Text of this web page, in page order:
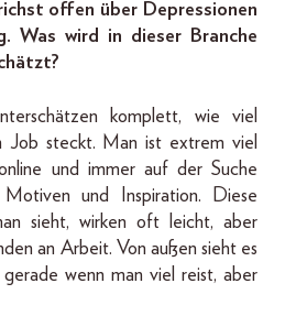
offen über Depressionen
Was wird in dieser Branche
komplett, wie viel
Job steckt. Man ist extrem viel
und immer auf der Suche
und Inspiration. Diese
sieht, wirken oft leicht, aber
an Arbeit. Von außen sieht es
wenn man viel reist, aber